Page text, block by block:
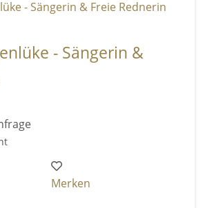
- Sängerin &
Merken